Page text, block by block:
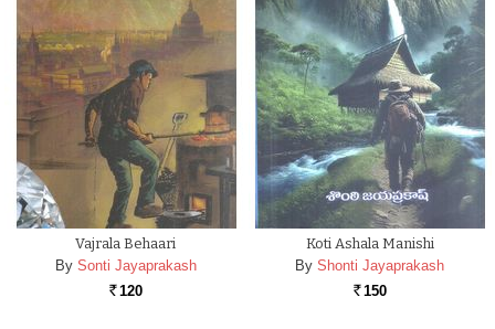
Vajrala Behaari
By Sonti Jayaprakash
Rs. 120
Koti Ashala Manishi
By Shonti Jayaprakash
Rs. 150